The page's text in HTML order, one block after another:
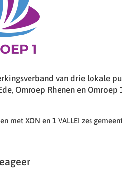
van drie lokale
Omroep Rhenen en Omroep
met XON en 1 VALLEI zes